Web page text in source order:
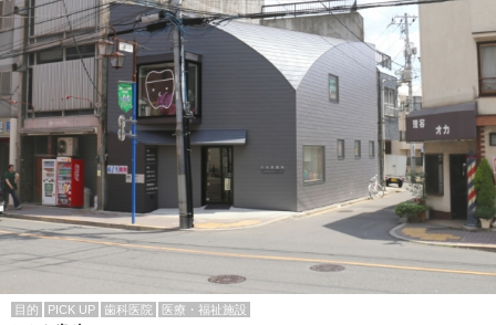
目的 PICK UP 歯科医院 医療・福祉施設